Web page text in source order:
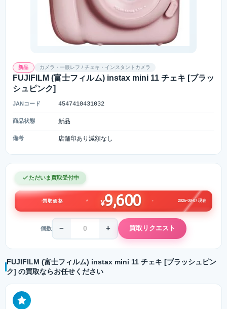
新品 カメラ・一眼レフ / チェキ・インスタントカメラ
FUJIFILM (富士フィルム) instax mini 11 チェキ [ブラッ
シュピンク]
JANコード 4547410431032
商品状態 新品
備考 店舗印あり減額なし
ただいま買取受付中
買取価格 ¥9,600 2026-08-07 現在
個数 − + 買取リクエスト
FUJIFILM (富士フィルム) instax mini 11 チェキ [ブラッシュピン
ク] の買取ならお任せください